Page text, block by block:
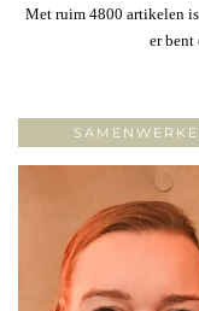
Met ruim 4800 artikelen
er